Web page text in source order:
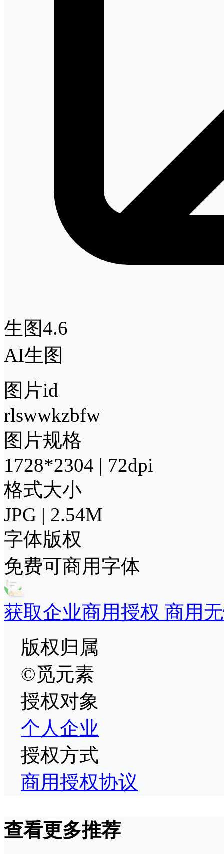
生图4.6
AI生图
图片id
rlswwkzbfw
图片规格
1728*2304 | 72dpi
格式大小
JPG | 2.54M
字体版权
免费可商用字体
获取企业商用授权 商用
版权归属
©觅元素
授权对象
个人企业
授权方式
商用授权协议
查看更多推荐